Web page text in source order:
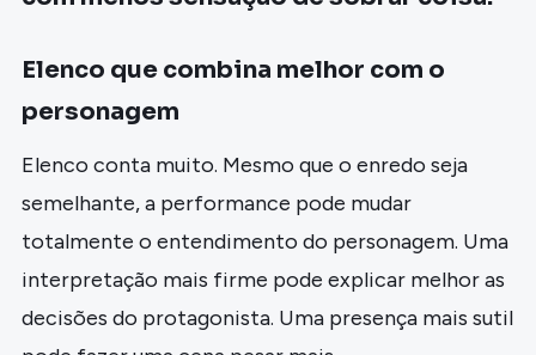
Elenco que combina melhor com o
personagem
Elenco conta muito. Mesmo que o enredo seja
semelhante, a performance pode mudar
totalmente o entendimento do personagem. Uma
interpretação mais firme pode explicar melhor as
decisões do protagonista. Uma presença mais sutil